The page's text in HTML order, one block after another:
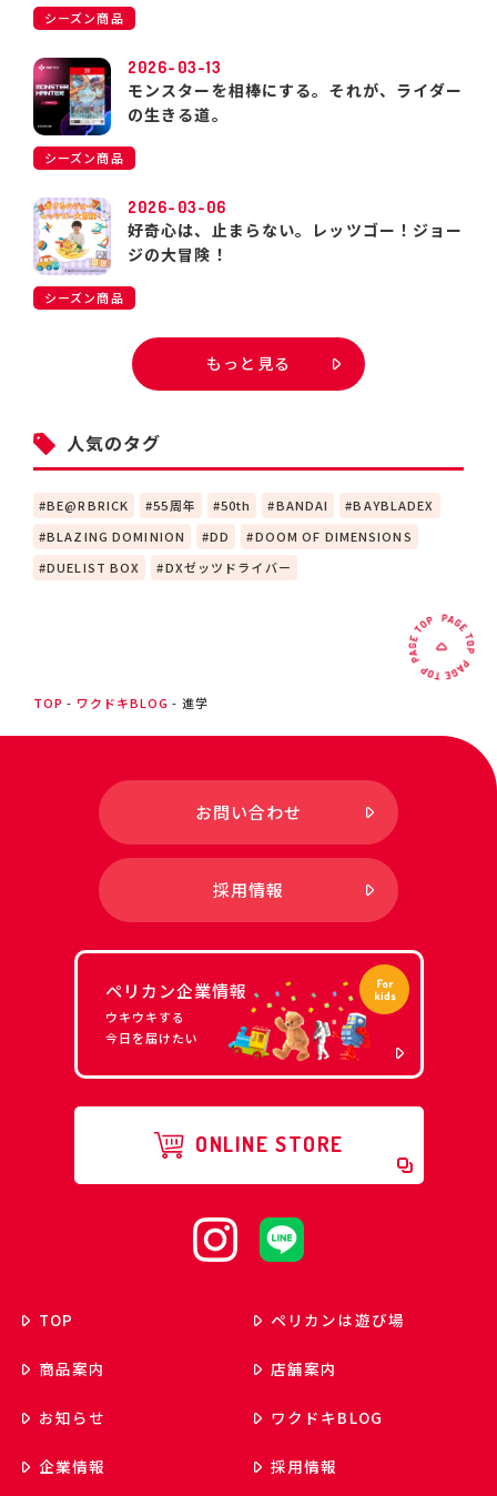
シーズン商品
2026-03-13
モンスターを相棒にする。それが、ライダー
の生きる道。
シーズン商品
2026-03-06
好奇心は、止まらない。レッツゴー！ジョー
ジの大冒険！
シーズン商品
もっと見る
人気のタグ
BE@RBRICK 55周年 50th BANDAI
BAYBLADEX
BLAZING DOMINION
DD
DOOM OF DIMENSIONS
DUELIST BOX
DXゼッツドライバー
TOP ワクドキBLOG 進学
お問い合わせ
採用情報
ペリカン企業情報
ウキウキする
今日を届けたい
ONLINE STORE
TOP ペリカンは遊び場
商品案内 店舗案内
お知らせ ワクドキBLOG
企業情報 採用情報